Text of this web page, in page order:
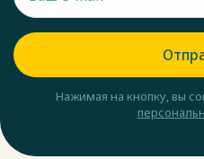
Нажимая на кнопку, вы